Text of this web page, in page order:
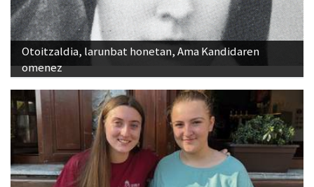
Otoitzaldia, larunbat honetan, Ama Kandidaren
omenez